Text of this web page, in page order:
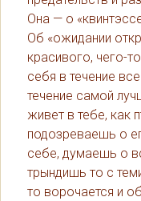
Она — о
Об «ожидании
красивого, чего-
себя в течение
течение самой
живет в тебе, как
подозреваешь о
себе, думаешь о
трындишь то с
то ворочается и